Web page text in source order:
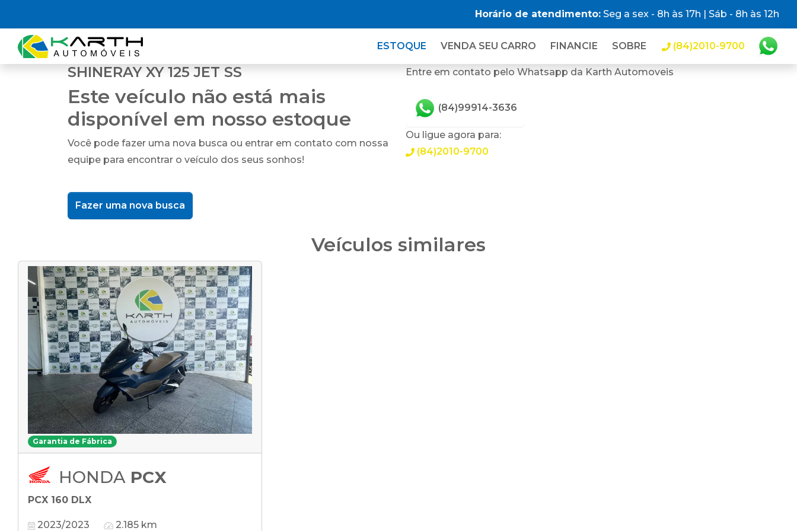
Horário de atendimento: Seg a sex - 8h às 17h | Sáb - 8h às 12h
ESTOQUE VENDA SEU CARRO FINANCIE SOBRE (84)2010-9700
SHINERAY XY 125 JET SS
Este veículo não está mais
disponível em nosso estoque
Você pode fazer uma nova busca ou entrar em contato com nossa
equipe para encontrar o veículo dos seus sonhos!
Fazer uma nova busca
Entre em contato pelo Whatsapp da Karth Automoveis
(84)99914-3636
Ou ligue agora para:
(84)2010-9700
Veículos similares
Garantia de Fábrica
HONDA PCX
PCX 160 DLX
2023/2023 2.185 km